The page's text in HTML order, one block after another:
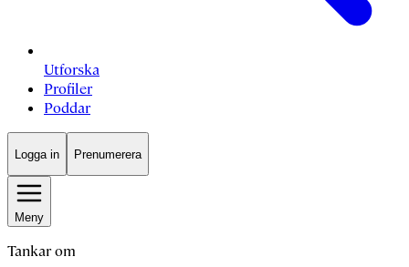
Utforska
Profiler
Poddar
Logga in Prenumerera
Meny
Tankar om